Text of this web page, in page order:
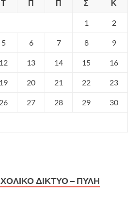
Τ Π Π Σ Κ
1 2
5 6 7 8 9
12 13 14 15 16
19 20 21 22 23
26 27 28 29 30
ΔΊΚΤΥΟ – ΠΎΛΗ